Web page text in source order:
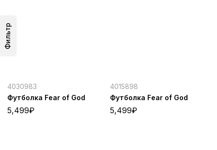
Фильтр
4030983
Футболка Fear of God
5,499₽
4015898
Футболка Fear of God
5,499₽